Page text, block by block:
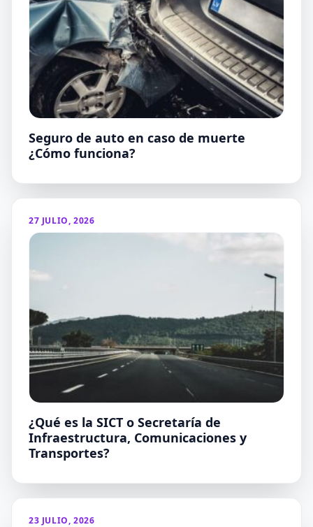
Seguro de auto en caso de muerte
¿Cómo funciona?
27 JULIO, 2026
¿Qué es la SICT o Secretaría de
Infraestructura, Comunicaciones y
Transportes?
23 JULIO, 2026